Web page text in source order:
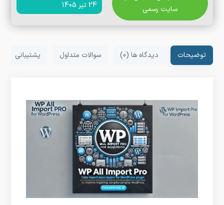
سایت رسمی
24 تیر 1405
توضیحات دیدگاه ها (0) سوالات متداول پشتیبانی